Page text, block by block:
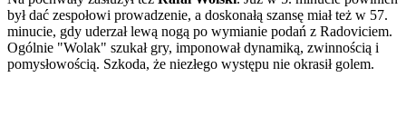
był dać zespołowi prowadzenie, a doskonałą szansę miał też w 57.
minucie, gdy uderzał lewą nogą po wymianie podań z Radoviciem.
Ogólnie "Wolak" szukał gry, imponował dynamiką, zwinnością i
pomysłowością. Szkoda, że niezłego występu nie okrasił golem.